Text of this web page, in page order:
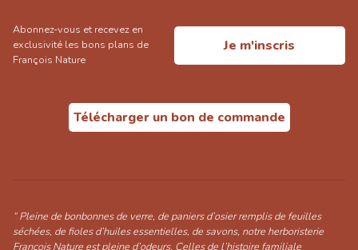
Abonnez-vous et recevez en
exclusivité les bons plans de
François Nature
Je m'inscris
Télécharger un bon de commande
“ Pleine de bonbonnes de verre, de paniers d’osier remplis de feuilles
séchées, de fioles d’huiles essentielles, de savons, notre herboristerie
François Nature est pleine d’odeurs. Celles de l’histoire familiale